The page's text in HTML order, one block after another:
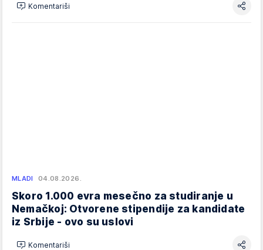
Komentariši
MLADI 04.08.2026.
Skoro 1.000 evra mesečno za studiranje u
Nemačkoj: Otvorene stipendije za kandidate
iz Srbije - ovo su uslovi
Komentariši